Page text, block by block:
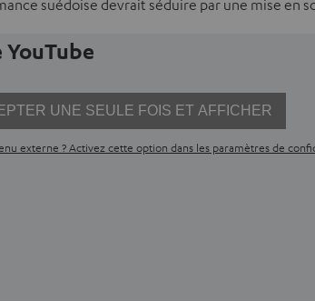
suédoise devrait séduire par une mise
UNE SEULE FOIS ET AFFICHER
externe ? Activez cette option dans les paramètres de